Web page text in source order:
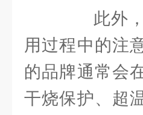
此外，
用过程中的注
的品牌通常会
干烧保护、超